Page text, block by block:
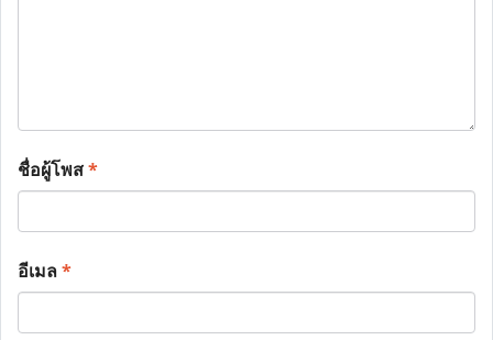
ชื่อผู้โพส*
อีเมล*